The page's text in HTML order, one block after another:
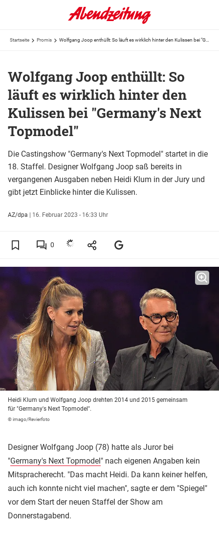
Startseite Promis
Wolfgang Joop enthüllt: So
läuft es wirklich hinter den
Kulissen bei "Germany's Next
Topmodel"
Die Castingshow "Germany's Next Topmodel" startet in die
18. Staffel. Designer Wolfgang Joop saß bereits in
vergangenen Ausgaben neben Heidi Klum in der Jury und
gibt jetzt Einblicke hinter die Kulissen.
AZ/dpa | 16. Februar 2023 - 16:33 Uhr
0
Heidi Klum und Wolfgang Joop drehten 2014 und 2015 gemeinsam
für "Germany's Next Topmodel".
© imago/Revierfoto
Designer Wolfgang Joop (78) hatte als Juror bei
"Germany's Next Topmodel" nach eigenen Angaben kein
Mitspracherecht. "Das macht Heidi. Da kann keiner helfen,
auch ich konnte nicht viel machen", sagte er dem "Spiegel"
vor dem Start der neuen Staffel der Show am
Donnerstagabend.